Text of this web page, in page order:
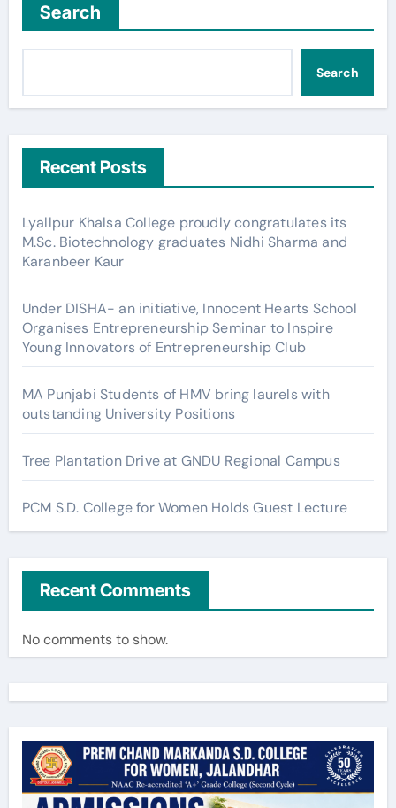
Search
Search
Recent Posts
Lyallpur Khalsa College proudly congratulates its
M.Sc. Biotechnology graduates Nidhi Sharma and
Karanbeer Kaur
Under DISHA- an initiative, Innocent Hearts School
Organises Entrepreneurship Seminar to Inspire
Young Innovators of Entrepreneurship Club
MA Punjabi Students of HMV bring laurels with
outstanding University Positions
Tree Plantation Drive at GNDU Regional Campus
PCM S.D. College for Women Holds Guest Lecture
Recent Comments
No comments to show.